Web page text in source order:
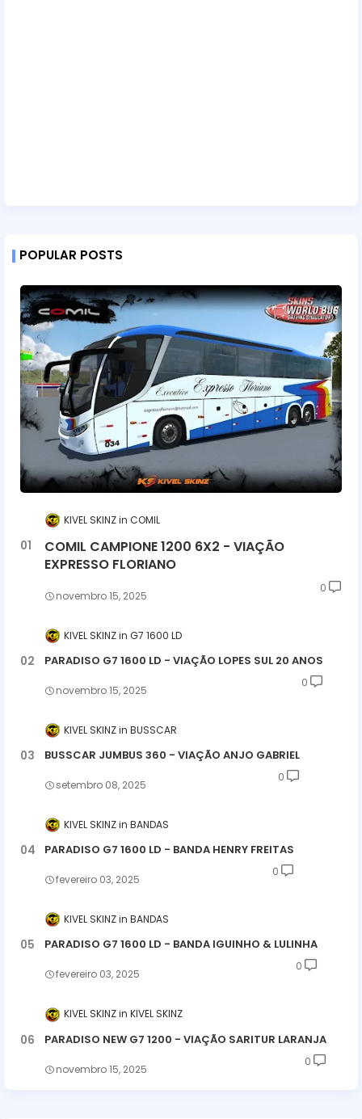
POPULAR POSTS
KIVEL SKINZ COMIL
COMIL CAMPIONE 1200 6X2 - VIAÇÃO
EXPRESSO FLORIANO
novembro 15, 2025
0
KIVEL SKINZ G7 1600 LD
PARADISO G7 1600 LD - VIAÇÃO LOPES SUL 20 ANOS
novembro 15, 2025
0
KIVEL SKINZ BUSSCAR
BUSSCAR JUMBUS 360 - VIAÇÃO ANJO GABRIEL
setembro 08, 2025
0
KIVEL SKINZ BANDAS
PARADISO G7 1600 LD - BANDA HENRY FREITAS
fevereiro 03, 2025
0
KIVEL SKINZ BANDAS
PARADISO G7 1600 LD - BANDA IGUINHO & LULINHA
fevereiro 03, 2025
0
KIVEL SKINZ KIVEL SKINZ
PARADISO NEW G7 1200 - VIAÇÃO SARITUR LARANJA
novembro 15, 2025
0